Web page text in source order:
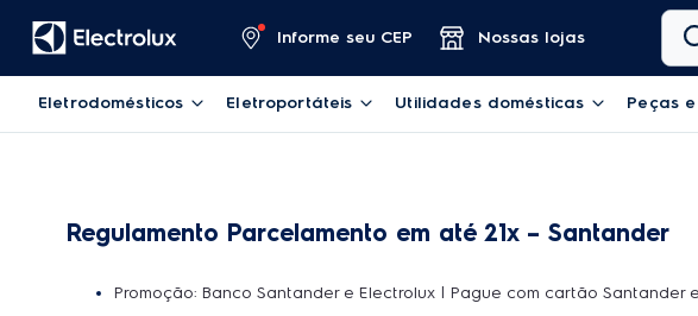
Informe seu CEP Nossas lojas
Eletrodomésticos Eletroportáteis Utilidades domésticas Peças
Regulamento Parcelamento em até 21x – Santander
Promoção: Banco Santander e Electrolux | Pague com cartão Santander